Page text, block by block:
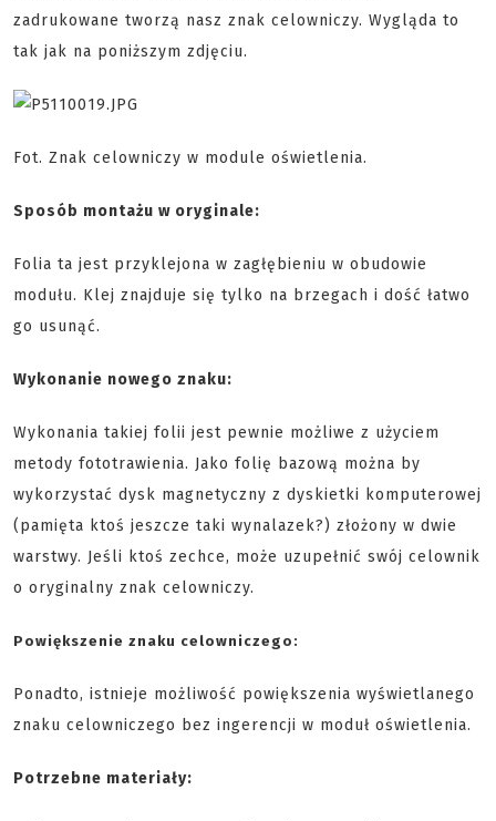
zadrukowane tworzą nasz znak celowniczy. Wygląda to
tak jak na poniższym zdjęciu.
Fot. Znak celowniczy w module oświetlenia.
Sposób montażu w oryginale:
Folia ta jest przyklejona w zagłębieniu w obudowie
modułu. Klej znajduje się tylko na brzegach i dość łatwo
go usunąć.
Wykonanie nowego znaku:
Wykonania takiej folii jest pewnie możliwe z użyciem
metody fototrawienia. Jako folię bazową można by
wykorzystać dysk magnetyczny z dyskietki komputerowej
(pamięta ktoś jeszcze taki wynalazek?) złożony w dwie
warstwy. Jeśli ktoś zechce, może uzupełnić swój celownik
o oryginalny znak celowniczy.
Powiększenie znaku celowniczego:
Ponadto, istnieje możliwość powiększenia wyświetlanego
znaku celowniczego bez ingerencji w moduł oświetlenia.
Potrzebne materiały: